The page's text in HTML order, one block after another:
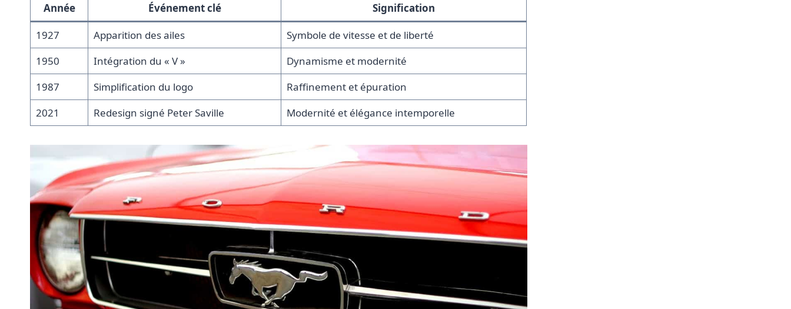
Année Événement clé
Signification
1927
Apparition des ailes
Symbole de vitesse et de liberté
1950
Intégration du « V »
Dynamisme et modernité
1987
Simplification du logo
Raffinement et épuration
2021
Redesign signé Peter Saville Modernité et élégance intemporelle